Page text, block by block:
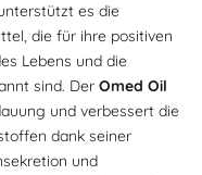
es die
die für ihre positiven
Lebens und die
sind. Der Omed Oil
und verbessert die
dank seiner
und